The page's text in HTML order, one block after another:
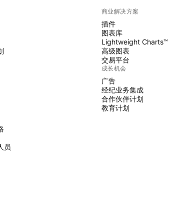
员
商业解决方案
插件
图表库
Lightweight Charts™
高级图表
交易平台
成长机会
广告
经纪业务集成
合作伙伴计划
教育计划